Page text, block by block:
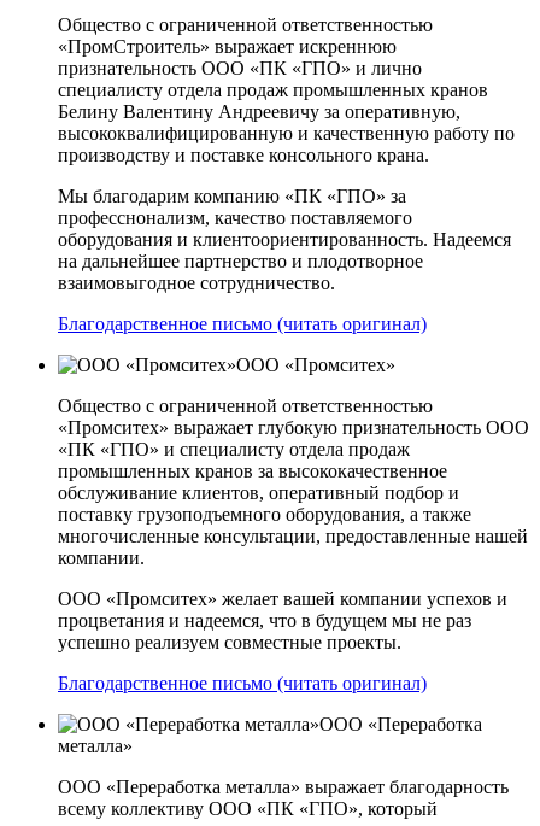
Общество с ограниченной ответственностью
«ПромСтроитель» выражает искреннюю
признательность ООО «ПК «ГПО» и лично
специалисту отдела продаж промышленных кранов
Белину Валентину Андреевичу за оперативную,
высококвалифицированную и качественную работу по
производству и поставке консольного крана.
Мы благодарим компанию «ПК «ГПО» за
професснонализм, качество поставляемого
оборудования и клиентоориентированность. Надеемся
на дальнейшее партнерство и плодотворное
взаимовыгодное сотрудничество.
Благодарственное письмо (читать оригинал)
ООО «Промситех»
Общество с ограниченной ответственностью
«Промситех» выражает глубокую признательность ООО
«ПК «ГПО» и специалисту отдела продаж
промышленных кранов за высококачественное
обслуживание клиентов, оперативный подбор и
поставку грузоподъемного оборудования, а также
многочисленные консультации, предоставленные нашей
компании.
ООО «Промситех» желает вашей компании успехов и
процветания и надеемся, что в будущем мы не раз
успешно реализуем совместные проекты.
Благодарственное письмо (читать оригинал)
ООО «Переработка
металла»
ООО «Переработка металла» выражает благодарность
всему коллективу ООО «ПК «ГПО», который